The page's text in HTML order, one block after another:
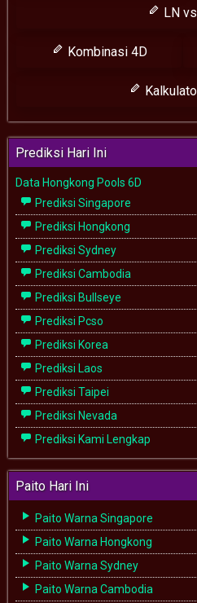
LN
Kombinasi 4D
Prediksi Hari Ini
Data Hongkong Pools 6D
Prediksi Singapore
Prediksi Hongkong
Prediksi Sydney
Prediksi Cambodia
Prediksi Bullseye
Prediksi Pcso
Prediksi Korea
Prediksi Laos
Prediksi Taipei
Prediksi Nevada
Prediksi Kami Lengkap
Paito Hari Ini
Paito Warna Singapore
Paito Warna Hongkong
Paito Warna Sydney
Paito Warna Cambodia